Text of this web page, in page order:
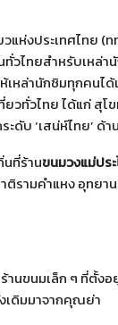
วแห่งประเทศไทย
ทั่วไทยสำหรับเหล่
เหล่านักชิมทุกคน
ที่ยวทั่วไทย ได้แก่
ดับ ‘เสน่ห์ไทย’ ด้
นที่ร้านขนมวงแม่ปร
ติรามคำแหง อุท
านขนมเล็ก ๆ ที่ตั้
เดิมมาจากคุณย่า